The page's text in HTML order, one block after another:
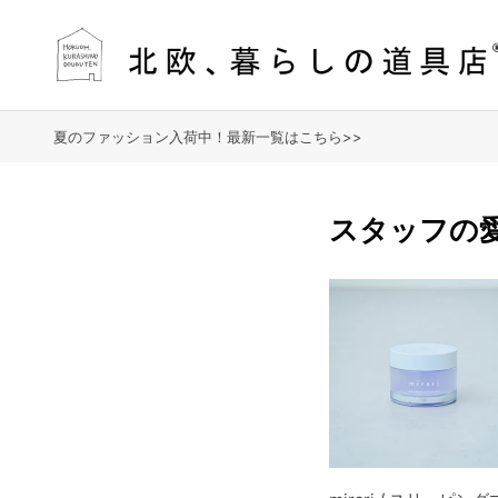
夏のファッション入荷中！最新一覧はこちら>>
スタッフの